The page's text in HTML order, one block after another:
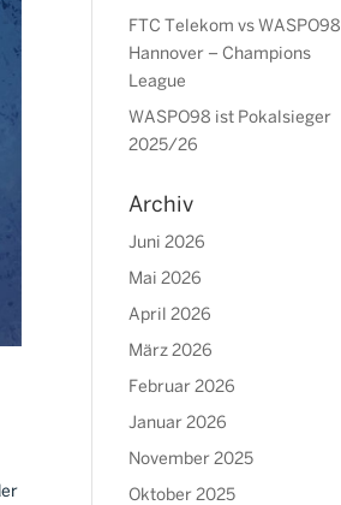
FTC Telekom vs WASPO98
Hannover – Champions
League
WASPO98 ist Pokalsieger
2025/26
Archiv
Juni 2026
Mai 2026
April 2026
März 2026
Februar 2026
Januar 2026
November 2025
Oktober 2025